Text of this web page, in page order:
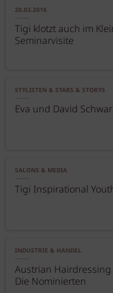
20.03.2016
Tigi klotzt auch im
Seminarvisite
STYLISTEN & STARS & STORYS
Eva und David
SALONS & MEDIA
Tigi Inspirational
INDUSTRIE & HANDEL
Austrian Hairdressing
Die Nominierten